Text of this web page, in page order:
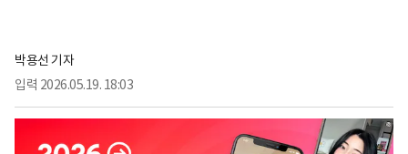
박용선 기자
입력 2026.05.19. 18:03